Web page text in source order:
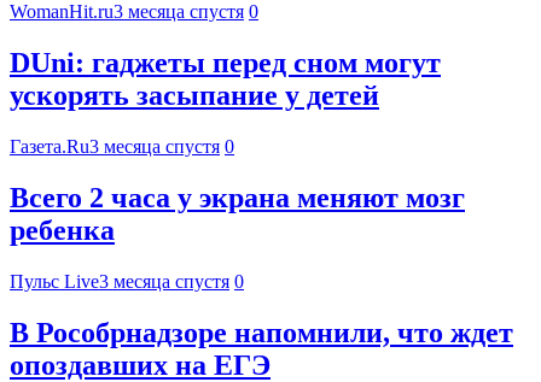
WomanHit.ru3 месяца спустя 0
DUni: гаджеты перед сном могут
ускорять засыпание у детей
Газета.Ru3 месяца спустя 0
Всего 2 часа у экрана меняют мозг
ребенка
Пульс Live3 месяца спустя 0
В Рособрнадзоре напомнили, что ждет
опоздавших на ЕГЭ